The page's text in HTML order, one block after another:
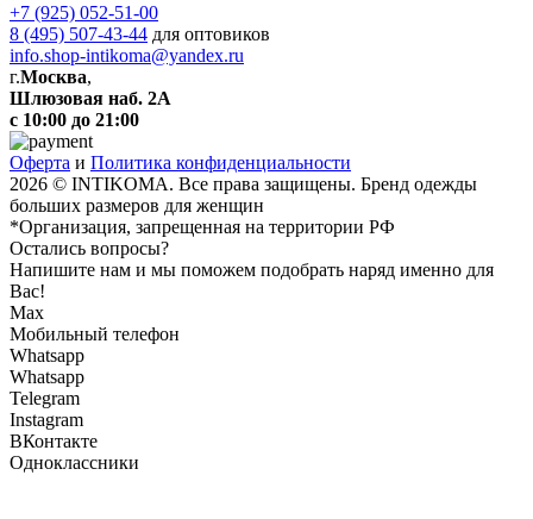
+7 (925) 052-51-00
8 (495) 507-43-44 для оптовиков
info.shop-intikoma@yandex.ru
г.Москва,
Шлюзовая наб. 2А
с 10:00 до 21:00
Оферта и Политика конфиденциальности
2026 © INTIKOMA. Все права защищены. Бренд одежды
больших размеров для женщин
*Организация, запрещенная на территории РФ
Остались вопросы?
Напишите нам и мы поможем подобрать наряд именно для
Вас!
Max
Мобильный телефон
Whatsapp
Whatsapp
Telegram
Instagram
ВКонтакте
Одноклассники